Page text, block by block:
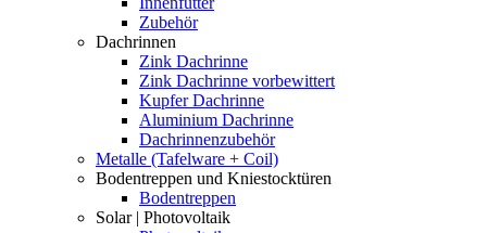
Zubehör
Dachrinnen
Zink Dachrinne
Zink Dachrinne vorbewittert
Kupfer Dachrinne
Aluminium Dachrinne
Dachrinnenzubehör
Metalle (Tafelware + Coil)
Bodentreppen und Kniestocktüren
Bodentreppen
Solar | Photovoltaik